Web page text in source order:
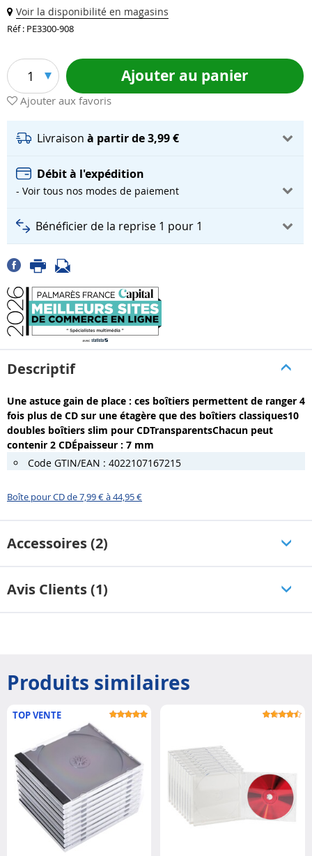
Voir la disponibilité en magasins
Réf : PE3300-908
1 Ajouter au panier
Ajouter aux favoris
Livraison à partir de 3,99 €
Débit à l'expédition
- Voir tous nos modes de paiement
Bénéficier de la reprise 1 pour 1
Descriptif
Une astuce gain de place : ces boîtiers permettent de ranger 4
fois plus de CD sur une étagère que des boîtiers classiques10
doubles boîtiers slim pour CDTransparentsChacun peut
contenir 2 CDÉpaisseur : 7 mm
Code GTIN/EAN : 4022107167215
Boîte pour CD de 7,99 € à 44,95 €
Accessoires (2)
Avis Clients (1)
Produits similaires
TOP VENTE